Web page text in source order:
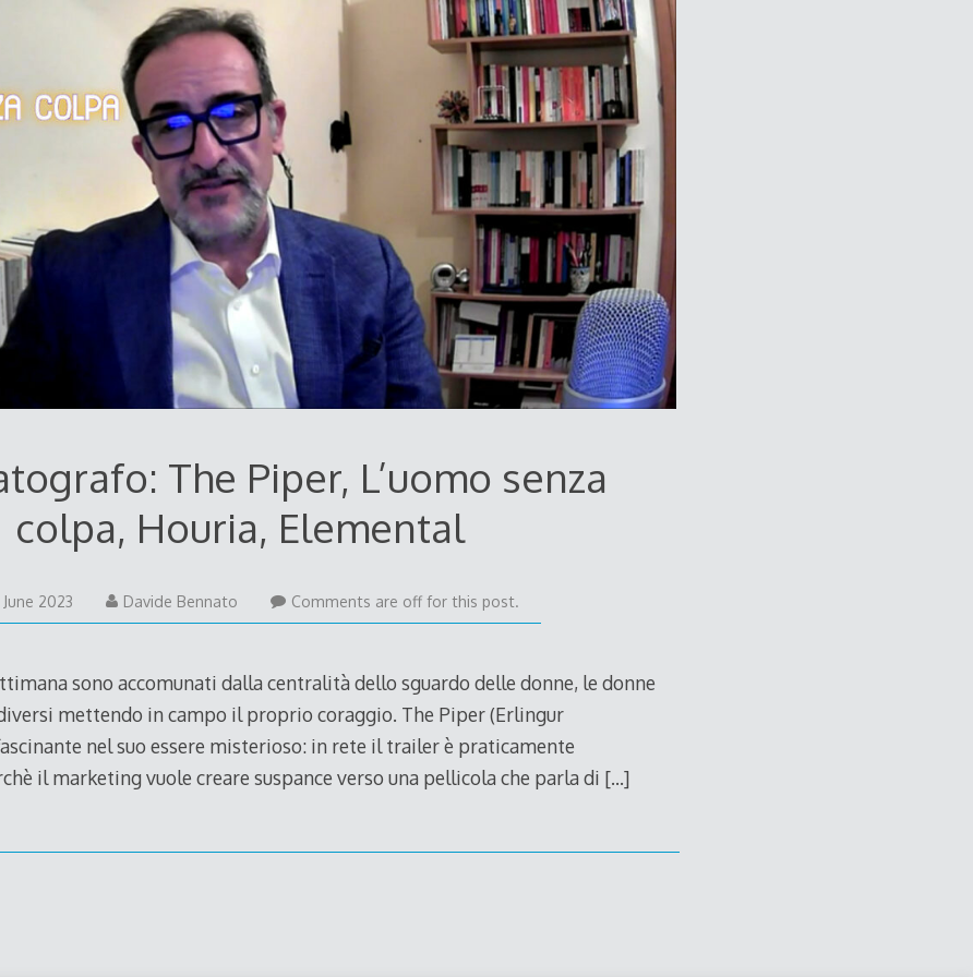
The Piper, L’uomo senza
colpa, Houria, Elemental
2023 Davide Bennato Comments are off for this post.
sono accomunati dalla centralità dello sguardo delle donne, le donne
mettendo in campo il proprio coraggio. The Piper (Erlingur
nel suo essere misterioso: in rete il trailer è praticamente
il marketing vuole creare suspance verso una pellicola che parla di […]